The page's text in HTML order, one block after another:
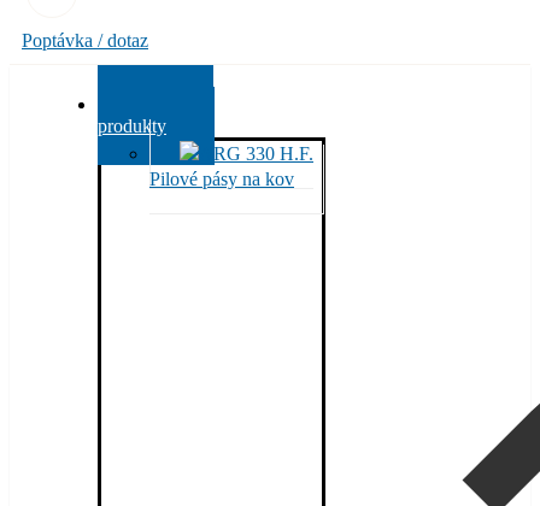
Poptávka / dotaz
produkty
Pilové pásy na kov